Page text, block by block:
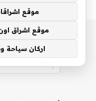
موقع
موقع اشراق
اركان سياحة